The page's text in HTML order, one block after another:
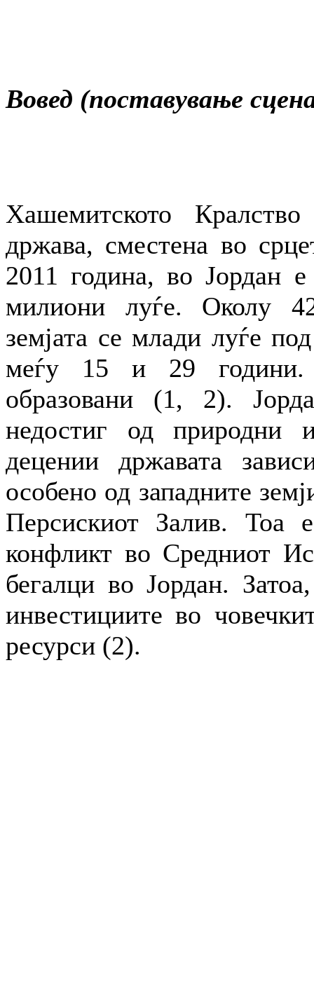
Вовед (поставување
Хашемитското
држава, сместена во
2011 година, во Јордан
милиони луѓе. Околу
земјата се млади луѓе
меѓу 15 и 29 години.
образовани (1, 2).
недостиг од природни
децении државата
особено од западните
Персискиот Залив. Тоа
конфликт во Средниот
бегалци во Јордан.
инвестициите во
ресурси (2).